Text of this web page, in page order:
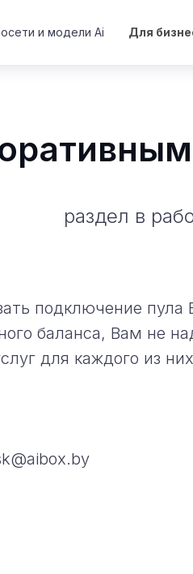
и модели Ai Для
раздел в
подключение пула
баланса, Вам не
для каждого из